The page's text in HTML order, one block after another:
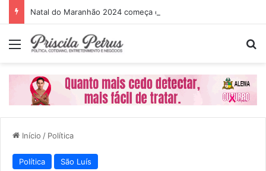
Natal do Maranhão 2024 começa dia 1º de dezembro
Menu
Início / Política
Política São Luís